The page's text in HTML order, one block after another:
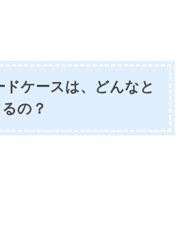
ケースは、どんなと
の？